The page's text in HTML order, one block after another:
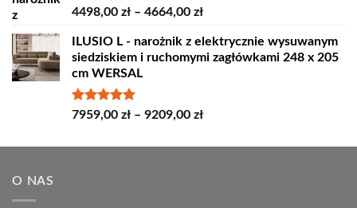
4809,00 zł
Oceniono
4498,00 zł – 4664,00 złZakres
od
4498,00 zł
ILUSIO L - narożnik z elektrycznie wysuwanym
siedziskiem i ruchomymi zagłówkami 248 x 205
cm WERSAL
Oceniono
7959,00 zł – 9209,00 złZakres
od
O NAS